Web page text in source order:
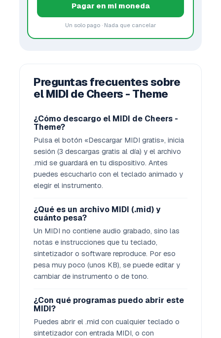
Pagar en mi moneda
Un solo pago · Nada que cancelar
Preguntas frecuentes sobre
el MIDI de Cheers - Theme
¿Cómo descargo el MIDI de Cheers -
Theme?
Pulsa el botón «Descargar MIDI gratis», inicia
sesión (3 descargas gratis al día) y el archivo
.mid se guardará en tu dispositivo. Antes
puedes escucharlo con el teclado animado y
elegir el instrumento.
¿Qué es un archivo MIDI (.mid) y
cuánto pesa?
Un MIDI no contiene audio grabado, sino las
notas e instrucciones que tu teclado,
sintetizador o software reproduce. Por eso
pesa muy poco (unos KB), se puede editar y
cambiar de instrumento o de tono.
¿Con qué programas puedo abrir este
MIDI?
Puedes abrir el .mid con cualquier teclado o
sintetizador con entrada MIDI, o con